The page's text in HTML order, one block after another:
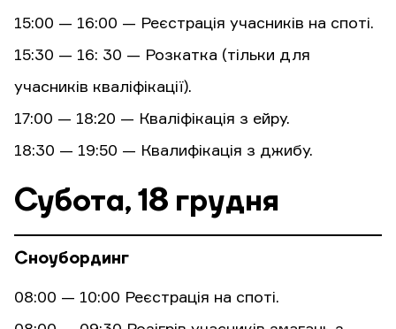
15:00 — 16:00 — Реєстрація учасників на споті.
15:30 — 16: 30 — Розкатка (тільки для
учасників кваліфікації).
17:00 — 18:20 — Кваліфікація з ейру.
18:30 — 19:50 — Квалифікація з джибу.
Субота, 18 грудня
Сноубординг
08:00 — 10:00 Реєстрація на споті.